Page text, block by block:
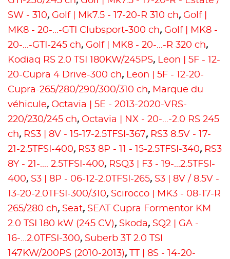
SW - 310, Golf | Mk7.5 - 17-20-R 310 ch, Golf |
MK8 - 20-...-GTI Clubsport-300 ch, Golf | MK8 -
20-...-GTI-245 ch, Golf | MK8 - 20-...-R 320 ch,
Kodiaq RS 2.0 TSI 180KW/245PS, Leon | 5F - 12-
20-Cupra 4 Drive-300 ch, Leon | 5F - 12-20-
Cupra-265/280/290/300/310 ch, Marque du
véhicule, Octavia | 5E - 2013-2020-VRS-
220/230/245 ch, Octavia | NX - 20-...-2.0 RS 245
ch, RS3 | 8V - 15-17-2.5TFSI-367, RS3 8.5V - 17-
21-2.5TFSI-400, RS3 8P - 11 - 15-2.5TFSI-340, RS3
8Y - 21-.... 2.5TFSI-400, RSQ3 | F3 - 19-...2.5TFSI-
400, S3 | 8P - 06-12-2.0TFSI-265, S3 | 8V / 8.5V -
13-20-2.0TFSI-300/310, Scirocco | MK3 - 08-17-R
265/280 ch, Seat, SEAT Cupra Formentor KM
2.0 TSI 180 kW (245 CV), Skoda, SQ2 | GA -
16-...2.0TFSI-300, Suberb 3T 2.0 TSI
147KW/200PS (2010-2013),
TT | 8S - 14-20-